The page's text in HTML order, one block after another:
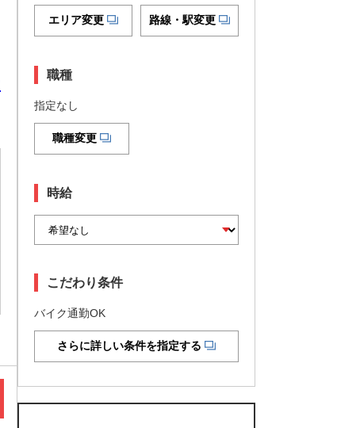
エリア変更 路線・駅変更
職種
指定なし
職種変更
時給
こだわり条件
バイク通勤OK
さらに詳しい条件を指定する